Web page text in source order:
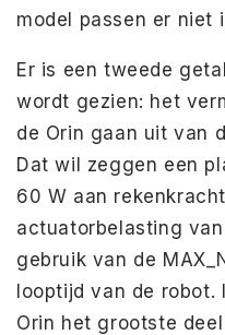
model passen er niet
Er is een tweede
wordt gezien: het
de Orin gaan uit van
Dat wil zeggen een
60 W aan
actuatorbelasting
gebruik van de
looptijd van de
Orin het grootste